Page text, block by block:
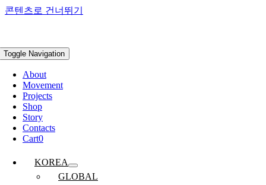
콘텐츠로 건너뛰기
Toggle Navigation
About
Movement
Projects
Shop
Story
Contacts
Cart0
KOREA
GLOBAL